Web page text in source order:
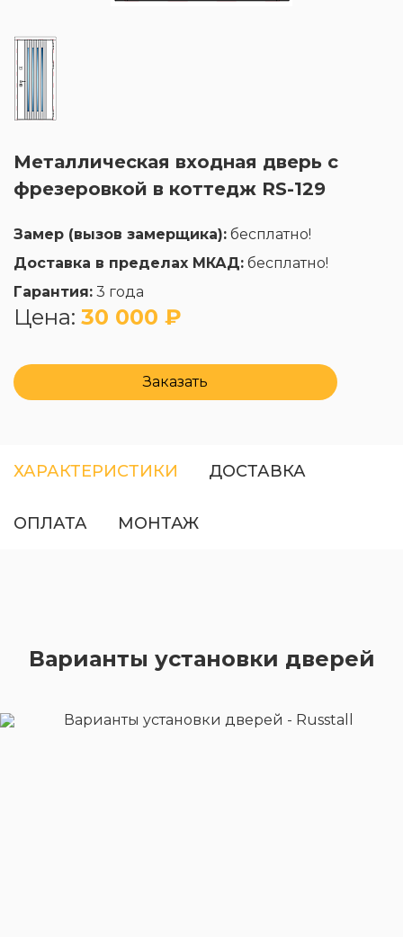
Металлическая входная дверь с
фрезеровкой в коттедж RS-129
Замер (вызов замерщика): бесплатно!
Доставка в пределах МКАД: бесплатно!
Гарантия: 3 года
Цена: 30 000 ₽
Заказать
ХАРАКТЕРИСТИКИ ДОСТАВКА
ОПЛАТА МОНТАЖ
Варианты установки дверей